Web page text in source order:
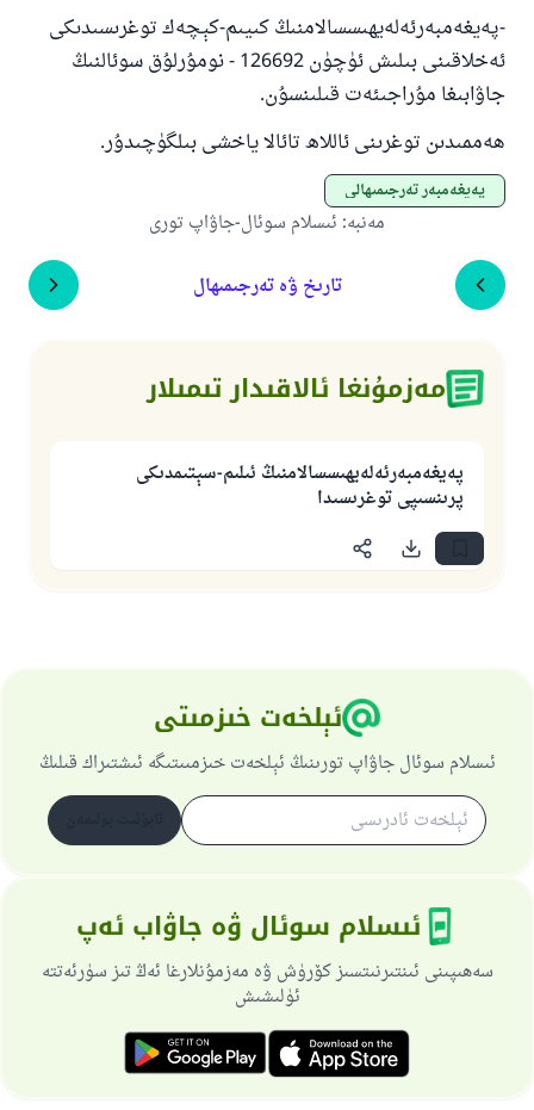
-پەيغەمبەرئەلەيھىسسالامنىڭ كىيىم-كېچەك توغرىسىدىكى
ئەخلاقىنى بىلىش ئۈچۈن 126692 - نومۇرلۇق سوئالنىڭ
جاۋابىغا مۇراجىئەت قىلىنسۇن.
ھەممىدىن توغرىنى ئاللاھ تائالا ياخشى بىلگۈچىدۇر.
پەيغەمبەر تەرجىمىھالى
مەنبە: ئىسلام سوئال-جاۋاپ تورى
تارىخ ۋە تەرجىمىھال
مەزمۇنغا ئالاقىدار تىمىلار
پەيغەمبەرئەلەيھىسسالامنىڭ ئىلىم-سېتىمدىكى
پرىنسىپى توغرىسىدا
ئېلخەت خىزمىتى
ئىسلام سوئال جاۋاپ تورىنىڭ ئېلخەت خىزمىىتىگە ئىشتىراك قىلىڭ
ئىسلام سوئال ۋە جاۋاب ئەپ
سەھىپىنى ئىنتىرنىتسىز كۆرۈش ۋە مەزمۇنلارغا ئەڭ تىز سۈرئەتتە
ئۈلىشىش